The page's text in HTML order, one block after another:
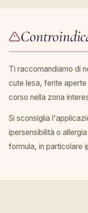
Ti raccomandiamo di
cute lesa, ferite aperte
corso nella zona
Si sconsiglia
ipersensibilità o
formula, in particolare